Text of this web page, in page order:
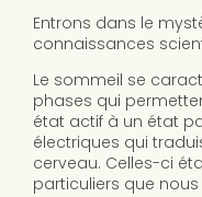
Entrons dans le
connaissances
Le sommeil se
phases qui
état actif à un état
électriques qui
cerveau. Celles-ci
particuliers que